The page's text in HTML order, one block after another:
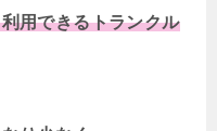
用できるトランクル